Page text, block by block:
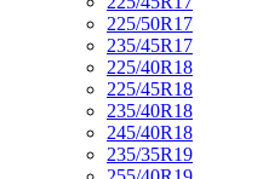
225/50R17
235/45R17
225/40R18
225/45R18
235/40R18
245/40R18
235/35R19